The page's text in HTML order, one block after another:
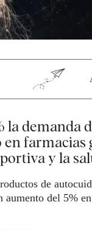
la demanda
farmacias
y la
de
aumento del 5%